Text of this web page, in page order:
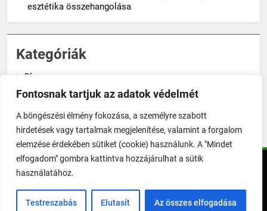
Fontosnak tartjuk az adatok védelmét
A böngészési élmény fokozása, a személyre szabott
hirdetések vagy tartalmak megjelenítése, valamint a forgalom
elemzése érdekében sütiket (cookie) használunk. A "Mindet
elfogadom" gombra kattintva hozzájárulhat a sütik
használatához.
Testreszabás Elutasít Az összes elfogadása
esztétika összehangolása
Kategóriák
Blog
Növénygondozás
Zöldségtermesztés
TökéletesKert © Minden jog fenntartva! | 2026. Powered By
Impresszum Üzenetküldés